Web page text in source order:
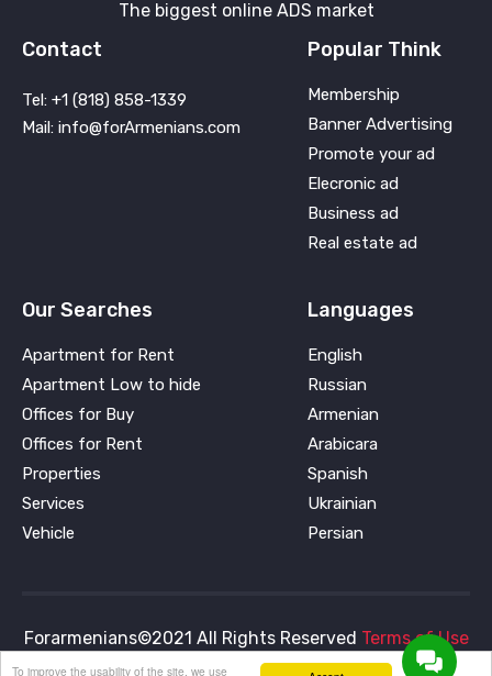
The biggest online ADS market
Contact
Tel: +1 (818) 858-1339
Mail: info@forArmenians.com
Popular Think
Membership
Banner Advertising
Promote your ad
Elecronic ad
Business ad
Real estate ad
Our Searches
Apartment for Rent
Apartment Low to hide
Offices for Buy
Offices for Rent
Properties
Services
Vehicle
Languages
English
Russian
Armenian
Arabicara
Spanish
Ukrainian
Persian
Forarmenians©2021 All Rights Reserved Terms of Use
To improve the usability of the site, we use